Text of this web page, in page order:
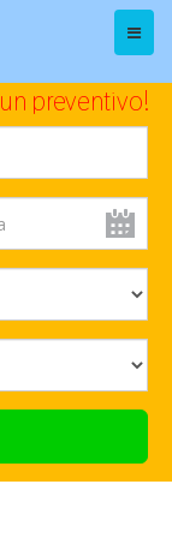
Menu
preventivo!